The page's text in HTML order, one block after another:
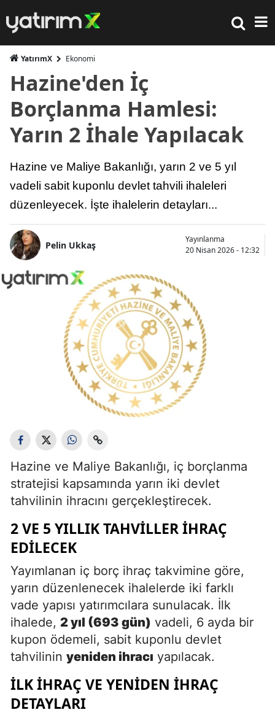
YatırımX Ekonomi
Hazine'den İç
Borçlanma Hamlesi:
Yarın 2 İhale Yapılacak
Hazine ve Maliye Bakanlığı, yarın 2 ve 5 yıl
vadeli sabit kuponlu devlet tahvili ihaleleri
düzenleyecek. İşte ihalelerin detayları...
Pelin Ukkaş
Yayınlanma
20 Nisan 2026 - 12:32
Hazine ve Maliye Bakanlığı, iç borçlanma
stratejisi kapsamında yarın iki devlet
tahvilinin ihracını gerçekleştirecek.
2 VE 5 YILLIK TAHVILLER İHRAÇ
EDILECEK
Yayımlanan iç borç ihraç takvimine göre,
yarın düzenlenecek ihalelerde iki farklı
vade yapısı yatırımcılara sunulacak. İlk
ihalede, 2 yıl (693 gün) vadeli, 6 ayda bir
kupon ödemeli, sabit kuponlu devlet
tahvilinin yeniden ihracı yapılacak.
İLK İHRAÇ VE YENIDEN İHRAÇ
DETAYLARI